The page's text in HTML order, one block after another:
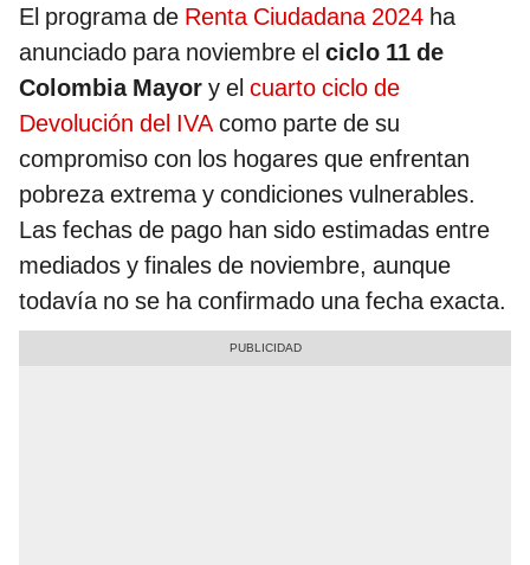
El programa de Renta Ciudadana 2024 ha
anunciado para noviembre el ciclo 11 de
Colombia Mayor y el cuarto ciclo de
Devolución del IVAcomo parte de su
compromiso con los hogares que enfrentan
pobreza extrema y condiciones vulnerables.
Las fechas de pago han sido estimadas entre
mediados y finales de noviembre, aunque
todavía no se ha confirmado una fecha exacta.